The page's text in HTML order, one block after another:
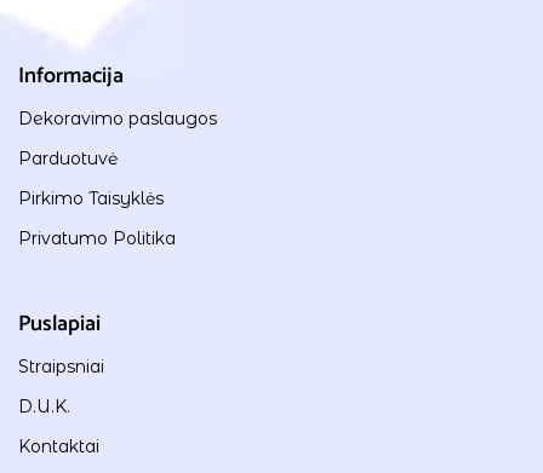
Informacija
Dekoravimo paslaugos
Parduotuvė
Pirkimo Taisyklės
Privatumo Politika
Puslapiai
Straipsniai
D.U.K.
Kontaktai